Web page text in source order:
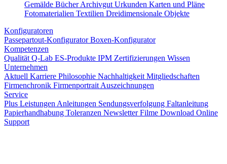
Gemälde BücherArchivgut Urkunden Karten und Pläne
Fotomaterialien Textilien Dreidimensionale Objekte
Konfiguratoren
Passepartout-KonfiguratorBoxen-Konfigurator
Kompetenzen
Qualität Q-Lab ES-Produkte IPM Zertifizierungen Wissen
Unternehmen
Aktuell Karriere Philosophie Nachhaltigkeit Mitgliedschaften
Firmenchronik Firmenportrait Auszeichnungen
Service
Plus Leistungen Anleitungen Sendungsverfolgung Faltanleitung
Papierhandhabung Toleranzen NewsletterFilme Download Online
Support